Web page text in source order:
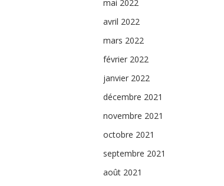
mai 2022
avril 2022
mars 2022
février 2022
janvier 2022
décembre 2021
novembre 2021
octobre 2021
septembre 2021
août 2021